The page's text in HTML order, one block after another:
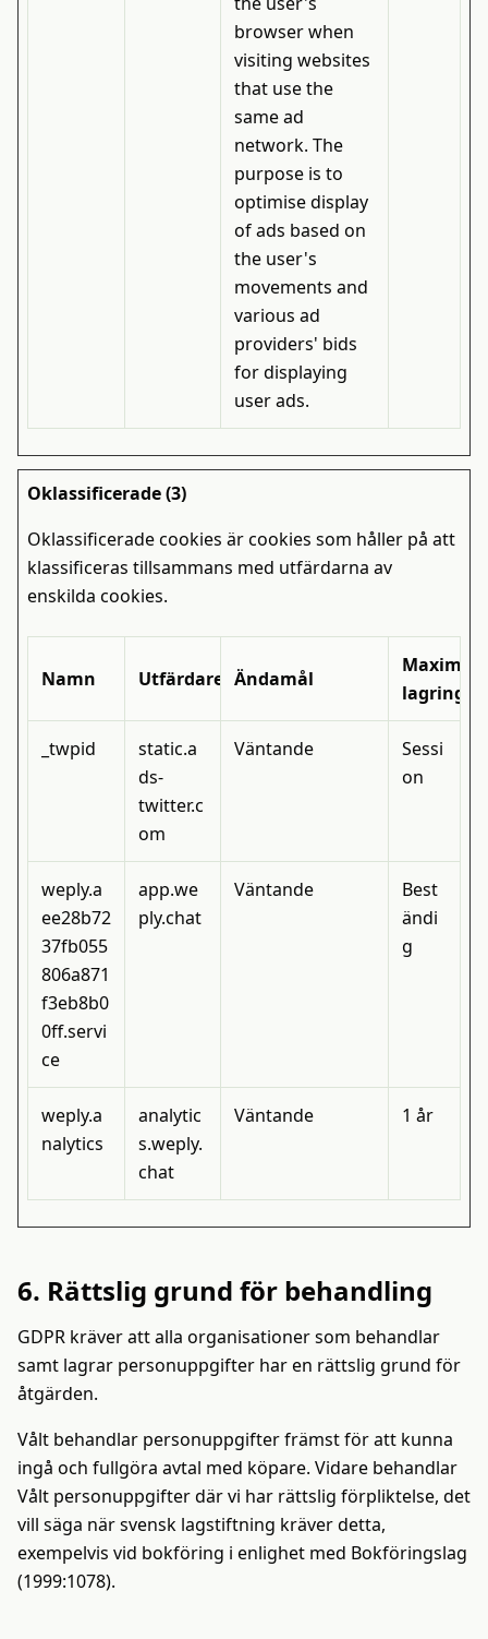
browser when
visiting websites
that use the
same ad
network. The
purpose is to
optimise display
of ads based on
the user's
movements and
various ad
providers' bids
for displaying
user ads.
Oklassificerade (3)
Oklassificerade cookies är cookies som håller på att
klassificeras tillsammans med utfärdarna av
enskilda cookies.
Namn Utfärdare Ändamål
Maximal
_twpid
static.a
ds-
twitter.c
om
Väntande
Sessi
on
weply.a
ee28b72
37fb055
806a871
f3eb8b0
0ff.servi
ce
app.we
ply.chat
Väntande
Best
ändi
g
weply.a
nalytics
analytic
s.weply.
chat
Väntande 1 år
6. Rättslig grund för behandling
GDPR kräver att alla organisationer som behandlar
samt lagrar personuppgifter har en rättslig grund för
åtgärden.
Vålt behandlar personuppgifter främst för att kunna
ingå och fullgöra avtal med köpare. Vidare behandlar
Vålt personuppgifter där vi har rättslig förpliktelse, det
vill säga när svensk lagstiftning kräver detta,
exempelvis vid bokföring i enlighet med Bokföringslag
(1999:1078).